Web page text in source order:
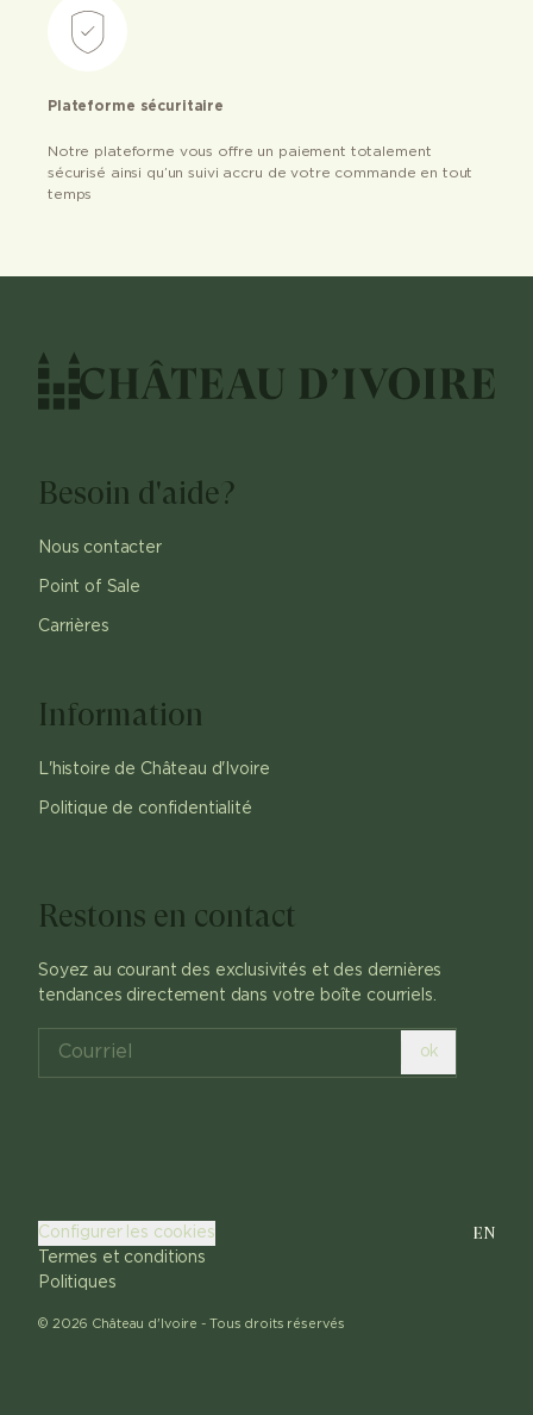
Plateforme sécuritaire
Notre plateforme vous offre un paiement totalement
sécurisé ainsi qu’un suivi accru de votre commande en tout
temps
Besoin d'aide?
Nous contacter
Point of Sale
Carrières
Information
L'histoire de Château d'Ivoire
Politique de confidentialité
Restons en contact
Soyez au courant des exclusivités et des dernières
tendances directement dans votre boîte courriels.
ok
© 2026 Château d'Ivoire - Tous droits réservés
Configurer les cookies
Termes et conditions
Politiques
EN